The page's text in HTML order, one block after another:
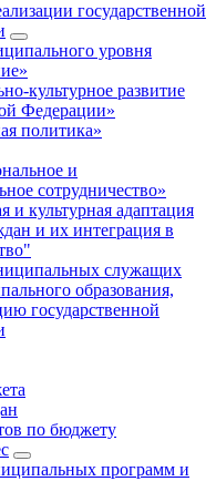
государственной
уровня
культурное развитие
Федерации»
политика»
и
сотрудничество»
и культурная адаптация
и их интеграция в
служащих
образования,
государственной
по бюджету
программ и